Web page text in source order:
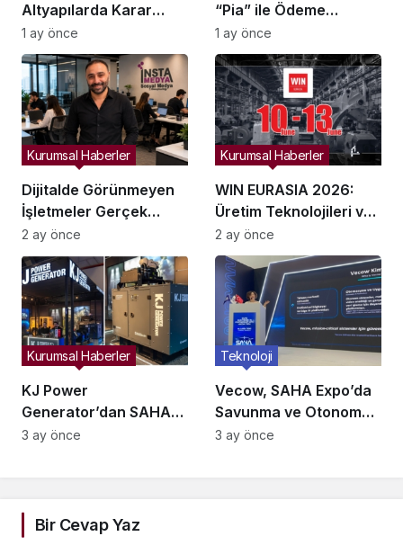
Altyapılarda Karar
Alma Süreçlerini
Yeniden Şekillendiriyor
1 ay önce
“Pia” ile Ödeme
Entegrasyonları
Hızlanıyor mu?
1 ay önce
Dijitalde Görünmeyen
İşletmeler Gerçek
Hayatta da Kaybolur
mu?
Kurumsal Haberler
2 ay önce
WIN EURASIA 2026:
Üretim Teknolojileri ve
Dijital Ticaret
İstanbul’da Buluşuyor
Kurumsal Haberler
2 ay önce
KJ Power
Generator’dan SAHA
Expo’da Savunmaya
Kurumsal Haberler
3 ay önce
Vecow, SAHA Expo’da
Savunma ve Otonom
Sistemler İçin Yeni
Teknoloji
3 ay önce
Bir Cevap Yaz